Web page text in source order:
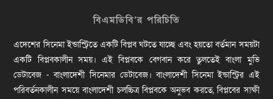
বিএমডিবি’র পরিচিতি
এদেশের সিনেমা ইন্ডাস্ট্রিতে একটি বিপ্লব ঘটতে যাচ্ছে এবং হয়তো বর্তমান সময়টা
একটি বিপ্লবকালীন সময়। এই বিপ্লবকে বেগবান করে তুলতেই বাংলা মুভি
ডেটাবেজ - বাংলাদেশী সিনেমার ডেটাবেজ। বাংলাদেশী সিনেমা ইন্ডাস্ট্রির এই
পরিবর্তনকালীন সময়ে বাংলাদেশী চলচ্চিত্র বিপ্লবকে অনুভব করতে, বিপ্লবের সাক্ষী